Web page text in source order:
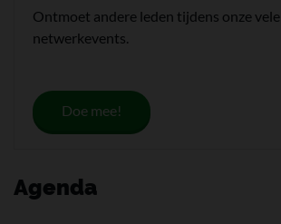
Ontmoet andere leden tijdens onze vele
netwerkevents.
Doe mee!
Agenda